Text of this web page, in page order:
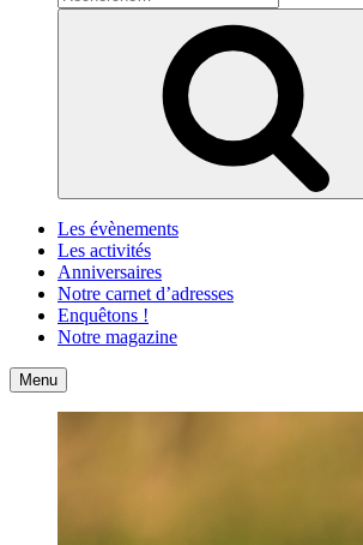
pour
Les évènements
Les activités
Anniversaires
Notre carnet d’adresses
Enquêtons !
Notre magazine
Accueil
Menu Contact